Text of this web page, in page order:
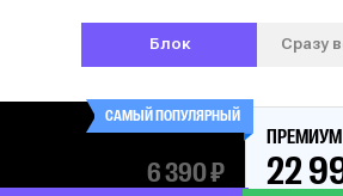
Блок Сразу
САМЫЙ ПОПУЛЯРНЫЙ
6 390 ₽
ПРЕМИУМ
22